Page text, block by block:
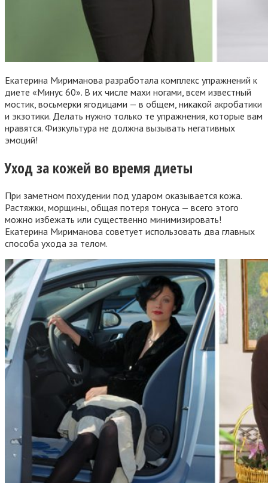
Екатерина Мириманова разработала комплекс упражнений к
диете «Минус 60». В их числе махи ногами, всем известный
мостик, восьмерки ягодицами — в общем, никакой акробатики
и экзотики. Делать нужно только те упражнения, которые вам
нравятся. Физкультура не должна вызывать негативных
эмоций!
Уход за кожей во время диеты
При заметном похудении под ударом оказывается кожа.
Растяжки, морщины, общая потеря тонуса — всего этого
можно избежать или существенно минимизировать!
Екатерина Мириманова советует использовать два главных
способа ухода за телом.